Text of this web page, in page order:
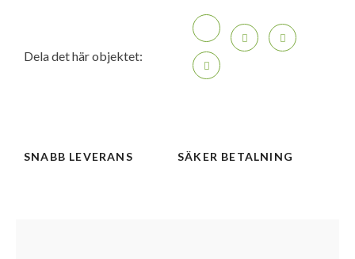
Dela det här objektet:
SNABB LEVERANS SÄKER BETALNING